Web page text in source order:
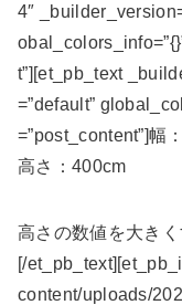
4″
t”][et_pb_text
=”default”
=”post_content”]幅
高さ：400cm
高さの数値を大き
[/
content/uploads/